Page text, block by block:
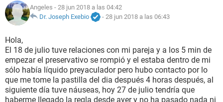
NUTRICIÓN
SEXUALIDAD
GLOSARIO
Angeles - 28 jun 2018 a las 04:42
Dr. Joseph Exebio
- 28 jun 2018 a las 06:43
Hola,
El 18 de julio tuve relaciones con mi pareja y a los 5 min de
empezar el preservativo se rompió y el estaba dentro de mi
sólo había líquido preyaculador pero hubo contacto por lo
que me tome la pastilla del dia después 4 horas después, al
siguiente día tuve náuseas, hoy 27 de julio tendría que
haberme llegado la regla desde ayer y no ha pasado nada ni